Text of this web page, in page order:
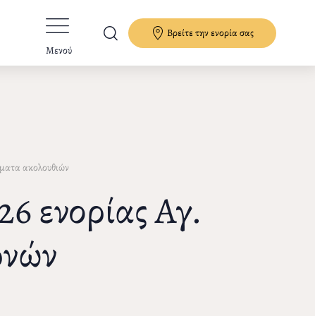
Μενού
Βρείτε την ενορία σας
ακολουθιών
ενορίας Αγ.